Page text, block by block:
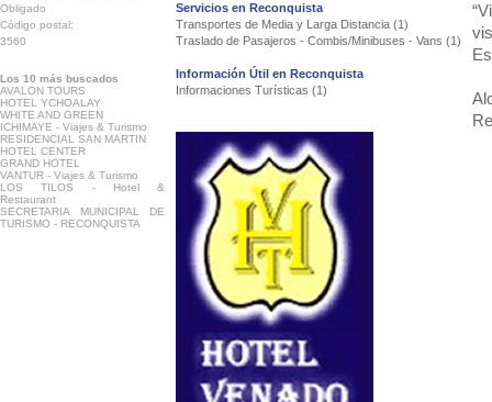
Obligado
Código postal:
3560
Los 10 más buscados
AVALON TOURS
HOTEL YCHOALAY
WHITE AND GREEN
ICHIMAYE - Viajes & Turismo
RESIDENCIAL SAN MARTIN
HOTEL CENTER
GRAND HOTEL
VANTUR - Viajes & Turismo
LOS TILOS - Hotel &
Restaurant
SECRETARIA MUNICIPAL DE
TURISMO - RECONQUISTA
Servicios en Reconquista
Transportes de Media y Larga Distancia (1)
Traslado de Pasajeros - Combis/Minibuses - Vans (1)
Información Útil en Reconquista
Informaciones Turísticas (1)